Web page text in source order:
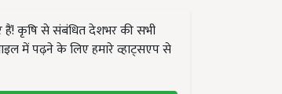
हैं! कृषि से संबंधित देशभर की सभी
में पढ़ने के लिए हमारे व्हाट्सएप से